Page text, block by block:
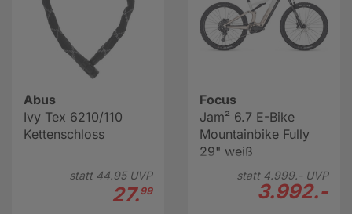
Abus
Ivy Tex 6210/110
Kettenschloss
statt 44.95UVP
27.99
Focus
Jam² 6.7 E-Bike
Mountainbike Fully
29" weiß
statt 4.999.-UVP
3.992.-